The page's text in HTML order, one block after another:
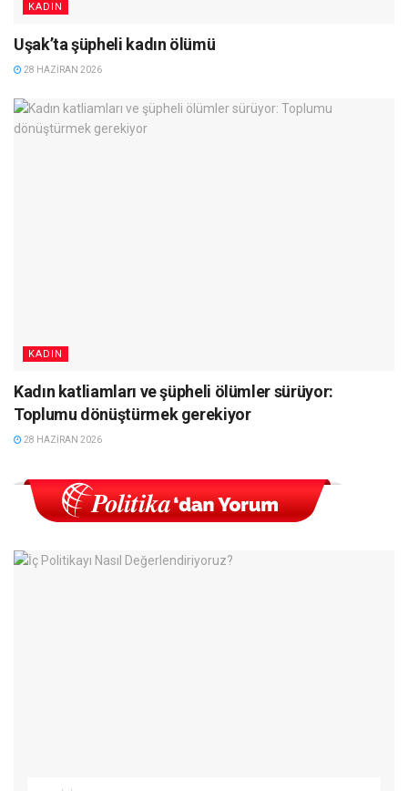
KADIN
Uşak’ta şüpheli kadın ölümü
28 HAZIRAN 2026
KADIN
Kadın katliamları ve şüpheli ölümler sürüyor:
Toplumu dönüştürmek gerekiyor
28 HAZIRAN 2026